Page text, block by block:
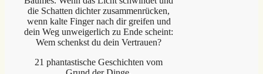
die Schatten dichter zusammenrücken,
wenn kalte Finger nach dir greifen und
dein Weg unweigerlich zu Ende scheint:
Wem schenkst du dein Vertrauen?
21 phantastische Geschichten vom